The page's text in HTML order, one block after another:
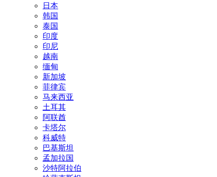
日本
韩国
泰国
印度
印尼
越南
缅甸
新加坡
菲律宾
马来西亚
土耳其
阿联酋
卡塔尔
科威特
巴基斯坦
孟加拉国
沙特阿拉伯